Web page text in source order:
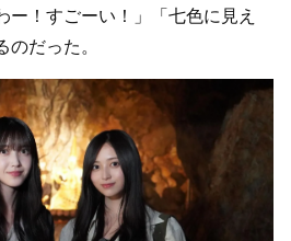
ー！すごーい！」「七色に見え
だった。